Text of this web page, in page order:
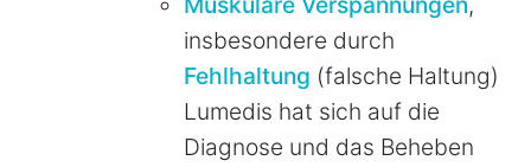
insbesondere durch
Fehlhaltung (falsche Haltung)
Lumedis hat sich auf die
Diagnose und das Beheben